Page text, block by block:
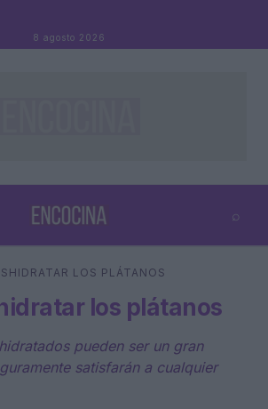
8 agosto 2026
⌕
LOS PLÁTANOS
los plátanos
pueden ser un gran
satisfarán a cualquier